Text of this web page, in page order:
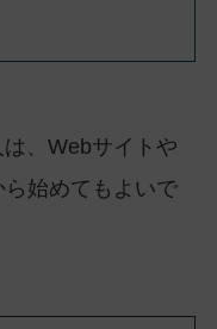
、Webサイトや
始めてもよいで